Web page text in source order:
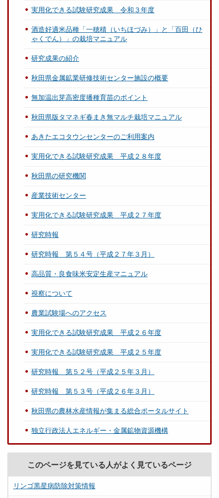
実用化できる試験研究成果 令和３年度
酒造好適米品種「一穂積（いちほづみ）」と「百田（ひ
ゃくでん）」の栽培マニュアル
研究成果の紹介
秋田県金属鉱業研修技術センター施設の概要
無加温出芽高密度播種育苗のポイント
秋田県版タマネギ春まき無マルチ栽培マニュアル
あきたエコタウンセンターのご利用案内
実用化できる試験研究成果 平成２８年度
秋田県の研究機関
産業技術センター
実用化できる試験研究成果 平成２７年度
研究時報
研究時報 第５４号（平成２７年３月）
高品質・良食味米安定生産マニュアル
視察について
農業試験場へのアクセス
実用化できる試験研究成果 平成２６年度
実用化できる試験研究成果 平成２５年度
研究時報 第５２号（平成２５年３月）
研究時報 第５３号（平成２６年３月）
秋田県の農林水産情報が集まる総合ポータルサイト
独立行政法人エネルギー・金属鉱物資源機構
このページを見ている人がよく見ているページ
リンゴ黒星病防除対策情報